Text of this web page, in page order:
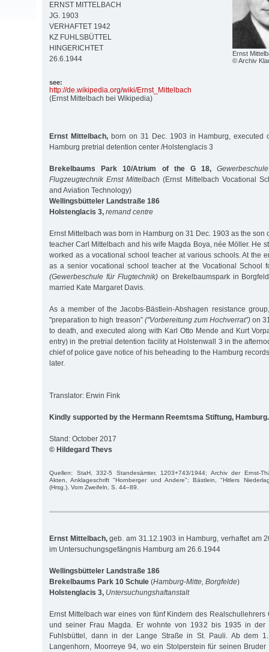
Ernst
© Archiv
ERNST MITTELBACH
JG. 1903
VERHAFTET 1942
KZ FUHLSBÜTTEL
HINGERICHTET
26.6.1944
see:
http://de.wikipedia.org/wiki/Ernst_Mittelbach
(Ernst Mittelbach bei Wikipedia)
Ernst Mittelbach,born on 31 Dec. 1903 in Hamburg, executed
Hamburg pretrial detention center /Holstenglacis 3
Brekelbaums Park 10/Atrium of the G 18,
Flugzeugtechnik Ernst Mittelbach (Ernst Mittelbach Vocational
and Aviation Technology)
Wellingsbütteler Landstraße 186
Holstenglacis 3, remand centre
Ernst Mittelbach was born in Hamburg on 31 Dec. 1903 as the son
teacher Carl Mittelbach and his wife Magda Boya, née Möller. He
worked as a vocational school teacher at various schools. At the
as a senior vocational school teacher at the Vocational School
(Gewerbeschule für Flugtechnik)on Brekelbaumspark in
married Kate Margaret Davis.
As a member of the Jacobs-Bästlein-Abshagen resistance
"preparation to high treason” ("Vorbereitung zum Hochverrat”)on
to death, and executed along with Karl Otto Mende and Kurt
entry) in the pretrial detention facility at Holstenwall 3 in the
chief of police gave notice of his beheading to the Hamburg
later.
Translator: Erwin Fink
Kindly supported by the Hermann Reemtsma Stiftung, Hamburg.
Stand: October 2017
© Hildegard Thevs
Quellen: StaH, 332-5 Standesämter, 1203+743/1944; Archiv der Ernst-
Akten, Anklageschrift "Hornberger und Andere"; Bästlein, "Hitlers
(Hrsg.), Vom Zweifeln, S. 44–89.
Ernst Mittelbach,geb. am 31.12.1903 in Hamburg, verhaftet am
im Untersuchungsgefängnis Hamburg am 26.6.1944
Wellingsbütteler Landstraße 186
Brekelbaums Park 10 Schule (Hamburg-Mitte, Borgfelde)
Holstenglacis 3, Untersuchungshaftanstalt
Ernst Mittelbach war eines von fünf Kindern des Realschullehrers
und seiner Frau Magda. Er wohnte von 1932 bis 1935 in der
Fuhlsbüttel, dann in der Lange Straße in St. Pauli. Ab dem
Langenhorn, Moorreye 94, wo ein Stolperstein für seinen Bruder